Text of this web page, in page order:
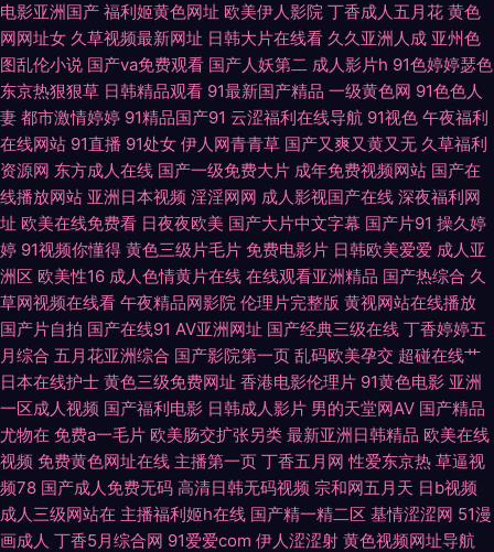
频 欧日无码 五月天资源站 最新AV www91激情 国产微拍 老司机av影院 人
人操免费网 婷婷性网 91社区网站 超碰日本色 韩国三级大片 伦理片儿 日本久
久毛 亚洲第一夜 91青草娱乐 www性福导航 国产黄页 久草主页 欧美性爱变
态 性爱C片 97超碰总站 浮力草草视频 精东黄色色 欧美精品3 视频在线观看
91 伊人精品大香蕉 91熊猫tv网页 成人精品免费网 老湿影院福利在现 日韩中
文字幕豆花 影音先锋国产性爱 aaa青青草网 国产精品剧情 美女91小视频 日
韩肏逼片网站 亚洲人妻中出 操操人人 黑丝制服91国产 欧美黄色com 色呦呦
中文字幕 在线中文字十页 AV操逼电影 国产精品成人久久 久久伊人导 人人起
碰人人 午夜视频无码 97骚资源 国产91蜜臀人妻 老司机色av 日韩视频福利
导航 伊人成人版 午夜福利三区 丝袜av导航 91经典免费视频 超碰少妇自拍
电影亚洲国产 福利姬黄色网址 欧美伊人影院 丁香成人五月花 黄色
网网址女 久草视频最新网址 日韩大片在线看 久久亚洲人成 亚州色
图乱伦小说 国产va免费观看 国产人妖第二 成人影片h 91色婷婷瑟色
东京热狠狠草 日韩精品观看 91最新国产精品 一级黄色网 91色色人
妻 都市激情婷婷 91精品国产91 云涩福利在线导航 91视色 午夜福利
在线网站 91直播 91处女 伊人网青青草 国产又爽又黄又无 久草福利
资源网 东方成人在线 国产一级免费大片 成年免费视频网站 国产在
线播放网站 亚洲日本视频 淫淫网网 成人影视国产在线 深夜福利网
址 欧美在线免费看 日夜夜欧美 国产大片中文字幕 国产片91 操久婷
婷 91视频你懂得 黄色三级片毛片 免费电影片 日韩欧美爱爱 成人亚
洲区 欧美性16 成人色情黄片在线 在线观看亚洲精品 国产热综合 久
草网视频在线看 午夜精品网影院 伦理片完整版 黄视网站在线播放
国产片自拍 国产在线91 AV亚洲网址 国产经典三级在线 丁香婷婷五
月综合 五月花亚洲综合 国产影院第一页 乱码欧美孕交 超碰在线艹
日本在线护士 黄色三级免费网址 香港电影伦理片 91黄色电影 亚洲
一区成人视频 国产福利电影 日韩成人影片 男的天堂网AV 国产精品
尤物在 免费a一毛片 欧美肠交扩张另类 最新亚洲日韩精品 欧美在线
视频 免费黄色网址在线 主播第一页 丁香五月网 性爱东京热 草逼视
频78 国产成人免费无码 高清日韩无码视频 宗和网五月天 日b视频
成人三级网站在 主播福利姬h在线 国产精一精二区 基情涩涩网 51漫
画成人 丁香5月综合网 91爱爱com 伊人涩涩射 黄色视频网址导航